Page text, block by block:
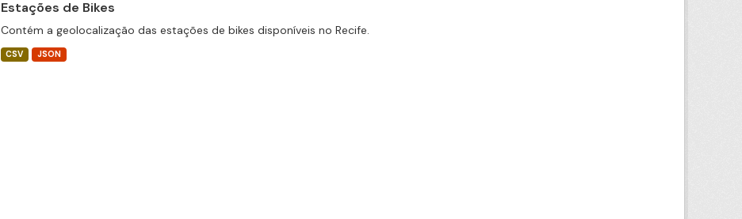
Estações de Bikes
Contém a geolocalização das estações de bikes disponíveis no Recife.
CSV JSON